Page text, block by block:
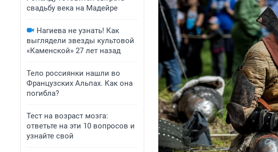
свадьбу века на Мадейре
Нагиева не узнать! Как
выглядели звезды культовой
«Каменской» 27 лет назад
Тело россиянки нашли во
Французских Альпах. Как она
погибла?
Тест на возраст мозга:
ответьте на эти 10 вопросов и
узнайте свой